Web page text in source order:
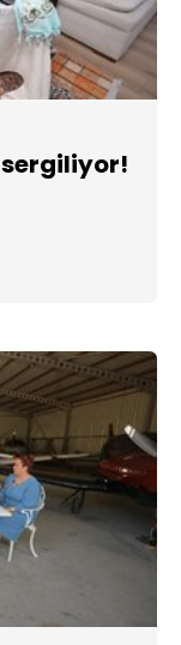
sergiliyor!